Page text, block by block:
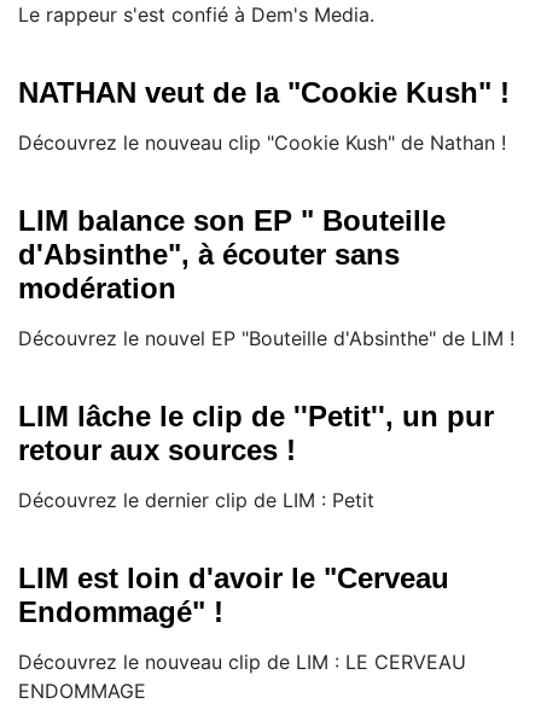
Le rappeur s'est confié à Dem's Media.
NATHAN veut de la "Cookie Kush" !
Découvrez le nouveau clip "Cookie Kush" de Nathan !
LIM balance son EP " Bouteille
d'Absinthe", à écouter sans
modération
Découvrez le nouvel EP "Bouteille d'Absinthe" de LIM !
LIM lâche le clip de ''Petit'', un pur
retour aux sources !
Découvrez le dernier clip de LIM : Petit
LIM est loin d'avoir le "Cerveau
Endommagé" !
Découvrez le nouveau clip de LIM : LE CERVEAU
ENDOMMAGE